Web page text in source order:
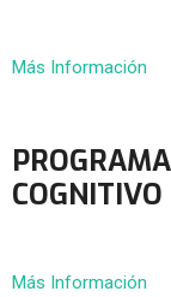
Más Información
Más Información